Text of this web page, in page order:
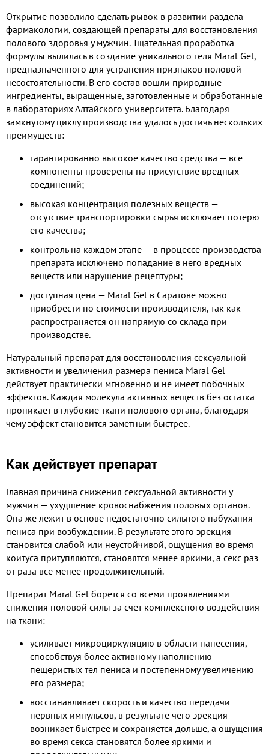
Открытие позволило сделать рывок в развитии раздела
фармакологии, создающей препараты для восстановления
полового здоровья у мужчин. Тщательная проработка
формулы вылилась в создание уникального геля Maral Gel,
предназначенного для устранения признаков половой
несостоятельности. В его состав вошли природные
ингредиенты, выращенные, заготовленные и обработанные
в лабораториях Алтайского университета. Благодаря
замкнутому циклу производства удалось достичь нескольких
преимуществ:
гарантированно высокое качество средства — все
компоненты проверены на присутствие вредных
соединений;
высокая концентрация полезных веществ —
отсутствие транспортировки сырья исключает потерю
его качества;
контроль на каждом этапе — в процессе производства
препарата исключено попадание в него вредных
веществ или нарушение рецептуры;
доступная цена — Maral Gel в Саратове можно
приобрести по стоимости производителя, так как
распространяется он напрямую со склада при
производстве.
Натуральный препарат для восстановления сексуальной
активности и увеличения размера пениса Maral Gel
действует практически мгновенно и не имеет побочных
эффектов. Каждая молекула активных веществ без остатка
проникает в глубокие ткани полового органа, благодаря
чему эффект становится заметным быстрее.
Как действует препарат
Главная причина снижения сексуальной активности у
мужчин — ухудшение кровоснабжения половых органов.
Она же лежит в основе недостаточно сильного набухания
пениса при возбуждении. В результате этого эрекция
становится слабой или неустойчивой, ощущения во время
коитуса притупляются, становятся менее яркими, а секс раз
от раза все менее продолжительный.
Препарат Maral Gel борется со всеми проявлениями
снижения половой силы за счет комплексного воздействия
на ткани:
усиливает микроциркуляцию в области нанесения,
способствуя более активному наполнению
пещеристых тел пениса и постепенному увеличению
его размера;
восстанавливает скорость и качество передачи
нервных импульсов, в результате чего эрекция
возникает быстрее и сохраняется дольше, а ощущения
во время секса становятся более яркими и